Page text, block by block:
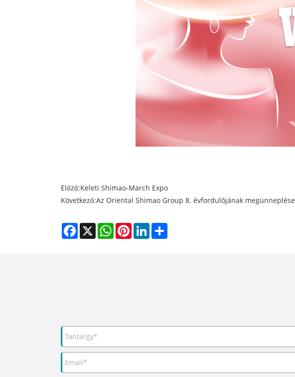
Előző:Keleti Shimao-March Expo
Következő:Az Oriental Shimao Group 8. évfordulójának megünneplése
Facebook
X WhatsAppPinterestLinkedIn